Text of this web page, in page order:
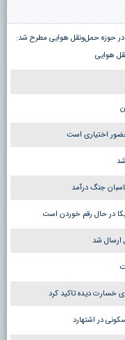
در حوزه حمل‌ونقل هوایی مطرح شد:
هوایی
اختیاری است
جنگ درآمد
در حال رقم خوردن است
خسارت دیده تاکید کرد